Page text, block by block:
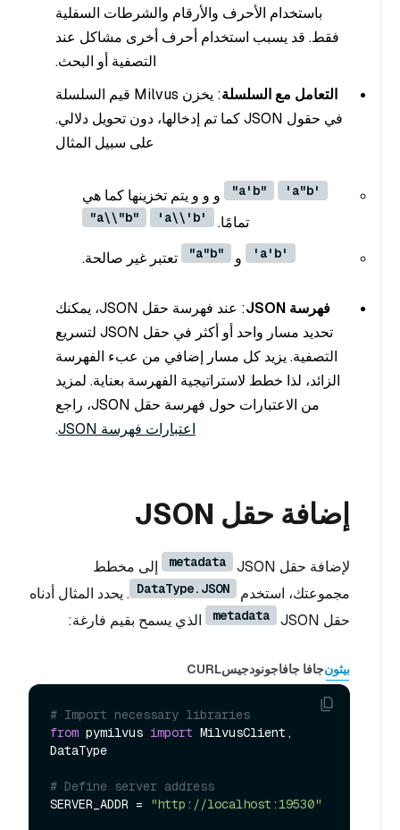
باستخدام الأحرف والأرقام والشرطات السفلية
فقط. قد يسبب استخدام أحرف أخرى مشاكل عند
التصفية أو البحث.
التعامل مع السلسلة
: يخزن Milvus قيم السلسلة
في حقول JSON كما تم إدخالها، دون تحويل دلالي.
على سبيل المثال
'a"b'
"a'b"
و و و يتم تخزينها كما هي
تمامًا.
'a\\'b'
"a\\"b"
'a'b' و "a"b" تعتبر غير صالحة.
فهرسة JSON
: عند فهرسة حقل JSON، يمكنك
تحديد مسار واحد أو أكثر في حقل JSON لتسريع
التصفية. يزيد كل مسار إضافي من عبء الفهرسة
الزائد، لذا خطط لاستراتيجية الفهرسة بعناية. لمزيد
من الاعتبارات حول فهرسة حقل JSON، راجع
اعتبارات فهرسة JSON
.
إضافة حقل JSON
لإضافة حقل JSON metadata
إلى مخطط
مجموعتك، استخدم
DataType.JSON . يحدد المثال أدناه
حقل JSON
metadata الذي يسمح بقيم فارغة:
بيثونجافا جافاجونودجيسCURL
# Import necessary libraries
from pymilvus import MilvusClient,
DataType
# Define server address
SERVER_ADDR =
"http://localhost:19530"